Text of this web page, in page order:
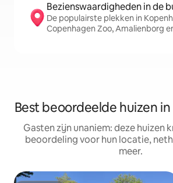
Bezienswaardigheden in de
De populairste plekken in
Copenhagen Zoo, Amalienborg
Best beoordeelde huizen
Gasten zijn unaniem: deze huizen
beoordeling voor hun locatie,
meer.